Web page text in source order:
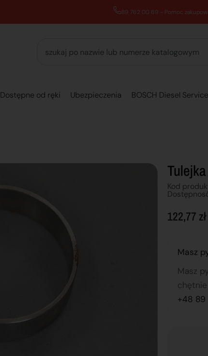
89 762 00 69 - Pomoc zakupowa
Dostępne od ręki Ubezpieczenia BOSCH Diesel Service
Tulejka
Kod
122,77 zł
Masz
Masz
+48 89